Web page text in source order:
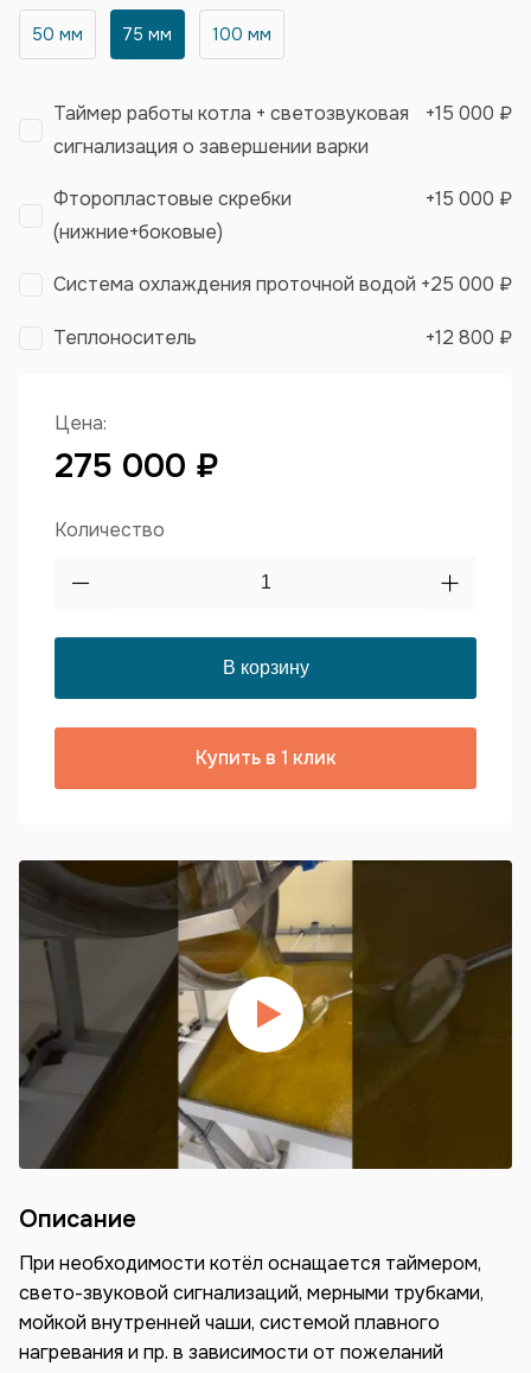
50 мм 75 мм 100 мм
Таймер работы котла + светозвуковая
сигнализация о завершении варки
+15 000 ₽
Фторопластовые скребки
(нижние+боковые)
+15 000 ₽
Система охлаждения проточной водой +25 000 ₽
Теплоноситель +12 800 ₽
Цена:
275 000 ₽
Количество
Купить в 1 клик
Описание
При необходимости котёл оснащается таймером,
свето-звуковой сигнализаций, мерными трубками,
мойкой внутренней чаши, системой плавного
нагревания и пр. в зависимости от пожеланий